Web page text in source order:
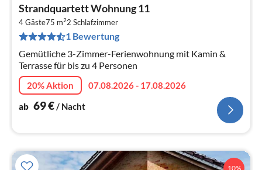
Strandquartett Wohnung 11
4 Gäste75 m22 Schlafzimmer
1 Bewertung
Gemütliche 3-Zimmer-Ferienwohnung mit Kamin &
Terrasse für bis zu 4 Personen
20% Aktion
07.08.2026 - 17.08.2026
ab 69€/ Nacht
10%